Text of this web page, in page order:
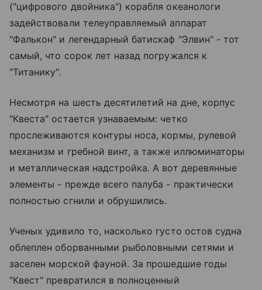
("цифрового двойника") корабля океанологи
задействовали телеуправляемый аппарат
"Фалькон" и легендарный батискаф "Элвин" - тот
самый, что сорок лет назад погружался к
"Титанику".
Несмотря на шесть десятилетий на дне, корпус
"Квеста" остается узнаваемым: четко
прослеживаются контуры носа, кормы, рулевой
механизм и гребной винт, а также иллюминаторы
и металлическая надстройка. А вот деревянные
элементы - прежде всего палуба - практически
полностью сгнили и обрушились.
Ученых удивило то, насколько густо остов судна
облеплен оборванными рыболовными сетями и
заселен морской фауной. За прошедшие годы
"Квест" превратился в полноценный